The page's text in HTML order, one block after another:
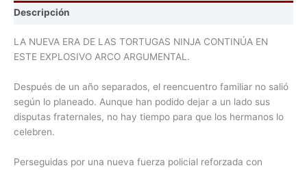
Descripción
LA NUEVA ERA DE LAS TORTUGAS NINJA CONTINÚA EN
ESTE EXPLOSIVO ARCO ARGUMENTAL.
Después de un año separados, el reencuentro familiar no salió
según lo planeado. Aunque han podido dejar a un lado sus
disputas fraternales, no hay tiempo para que los hermanos lo
celebren.
Perseguidas por una nueva fuerza policial reforzada con